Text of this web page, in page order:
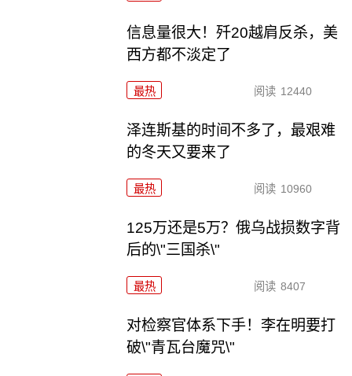
信息量很大！歼20越肩反杀，美
西方都不淡定了
最热 阅读 12440
泽连斯基的时间不多了，最艰难
的冬天又要来了
最热 阅读 10960
125万还是5万？俄乌战损数字背
后的\"三国杀\"
最热 阅读 8407
对检察官体系下手！李在明要打
破\"青瓦台魔咒\"